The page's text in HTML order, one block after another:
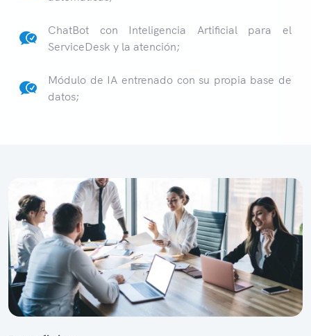
ChatBot con Inteligencia Artificial para el
ServiceDesk y la atención;
Módulo de IA entrenado con su propia base de
datos;